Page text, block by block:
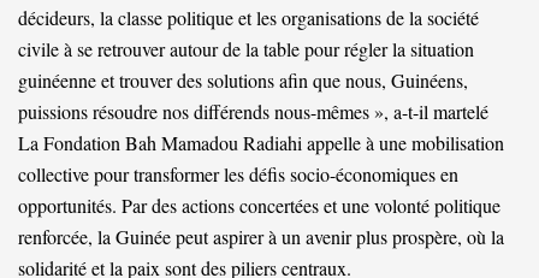
décideurs, la classe politique et les organisations de la société
civile à se retrouver autour de la table pour régler la situation
guinéenne et trouver des solutions afin que nous, Guinéens,
puissions résoudre nos différends nous-mêmes », a-t-il martelé
La Fondation Bah Mamadou Radiahi appelle à une mobilisation
collective pour transformer les défis socio-économiques en
opportunités. Par des actions concertées et une volonté politique
renforcée, la Guinée peut aspirer à un avenir plus prospère, où la
solidarité et la paix sont des piliers centraux.